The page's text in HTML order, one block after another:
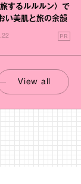
するルルルン〉で
い美肌と旅の余韻
PR
View all